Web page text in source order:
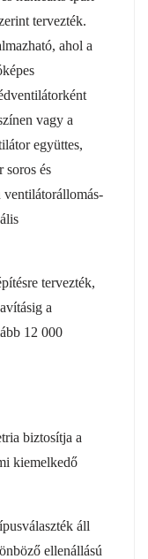
tervezték.
ahol a
vagy a
együttes,
soros és
ventilátorállomás-
tervezték,
a
12 000
biztosítja a
kiemelkedő
áll
ellenállású